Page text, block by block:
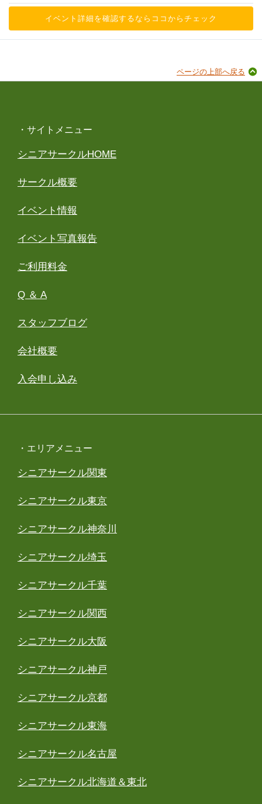
イベント詳細を確認するならココからチェック
ページの上部へ戻る
・サイトメニュー
シニアサークルHOME
サークル概要
イベント情報
イベント写真報告
ご利用料金
Q ＆ A
スタッフブログ
会社概要
入会申し込み
・エリアメニュー
シニアサークル関東
シニアサークル東京
シニアサークル神奈川
シニアサークル埼玉
シニアサークル千葉
シニアサークル関西
シニアサークル大阪
シニアサークル神戸
シニアサークル京都
シニアサークル東海
シニアサークル名古屋
シニアサークル北海道＆東北